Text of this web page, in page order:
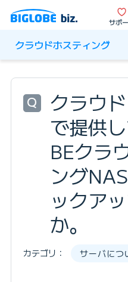
サポ
クラウドホスティング
Q
クラウ
で提供
BEクラ
ング
ックア
か。
カテゴリ： サーバにつ